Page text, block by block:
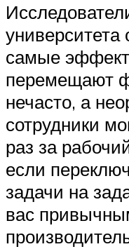
самые
перемещают
нечасто, а
сотрудники
раз за
если
задачи на
вас